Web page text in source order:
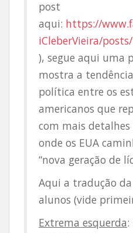
post
aqui: https://
iCleberVieira/
), segue aqui uma
mostra a
política entre os
americanos que
com mais
onde os EUA
“nova geração de
Aqui a tradução
alunos (vide
Extrema esquerda: